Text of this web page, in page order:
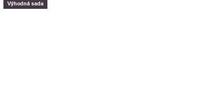
Výhodná sada